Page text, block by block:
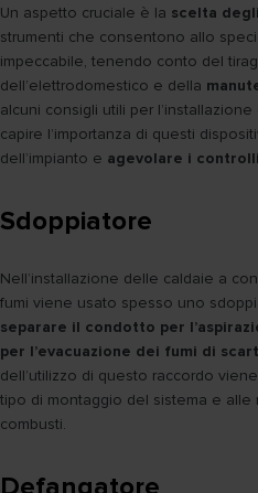
Un aspetto cruciale è la scelta
strumenti che consentono allo
impeccabile, tenendo conto del
dell’elettrodomestico e della
alcuni consigli utili per
capire l’importanza di questi
dell’impianto e agevolare i
Sdoppiatore
Nell’installazione delle caldaie a
fumi viene usato spesso uno
separare il condotto per
per l’evacuazione dei fumi di
dell’utilizzo di questo raccordo
tipo di montaggio del sistema e alle
combusti.